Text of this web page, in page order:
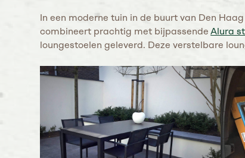
In een moderne tuin in de buurt van Den
combineert prachtig met bijpassendeAlura
loungestoelen geleverd. Deze verstelbare